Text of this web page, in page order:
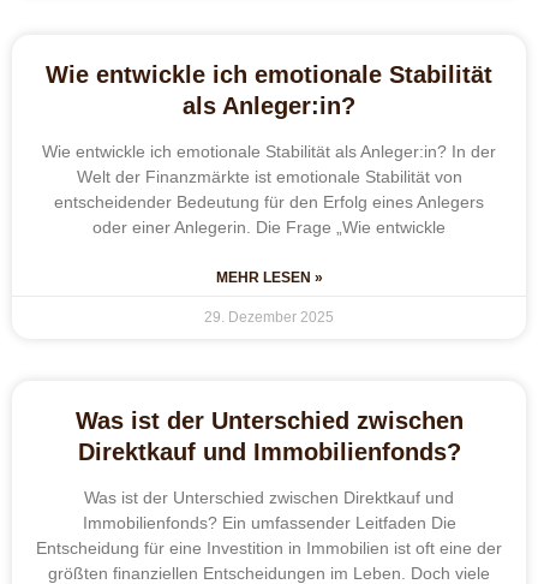
Wie entwickle ich emotionale Stabilität
als Anleger:in?
Wie entwickle ich emotionale Stabilität als Anleger:in? In der
Welt der Finanzmärkte ist emotionale Stabilität von
entscheidender Bedeutung für den Erfolg eines Anlegers
oder einer Anlegerin. Die Frage „Wie entwickle
MEHR LESEN »
29. Dezember 2025
Was ist der Unterschied zwischen
Direktkauf und Immobilienfonds?
Was ist der Unterschied zwischen Direktkauf und
Immobilienfonds? Ein umfassender Leitfaden Die
Entscheidung für eine Investition in Immobilien ist oft eine der
größten finanziellen Entscheidungen im Leben. Doch viele